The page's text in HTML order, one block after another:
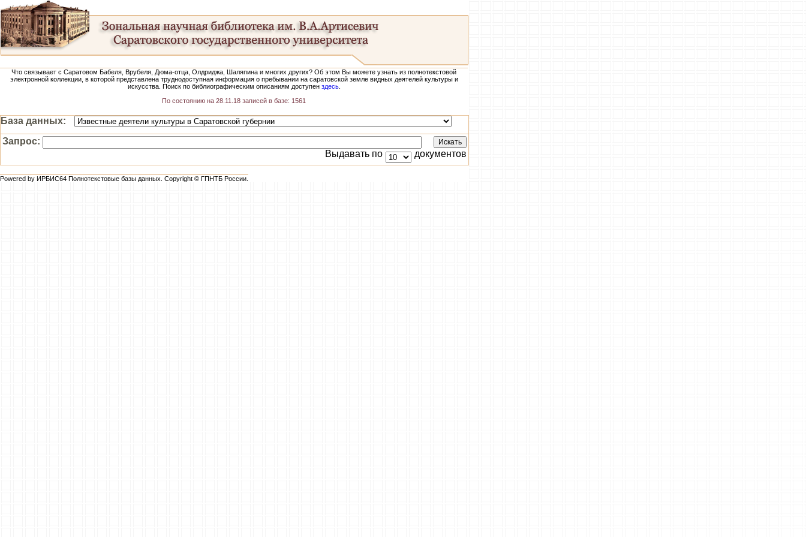
Что связывает с Саратовом Бабеля, Врубеля, Дюма-отца, Олдриджа, Шаляпина и многих других? Об этом Вы можете узнать из полнотекстовой
электронной коллекции, в которой представлена труднодоступная информация о пребывании на саратовской земле видных деятелей культуры и
искусства. Поиск по библиографическим описаниям доступен здесь.
По состоянию на 28.11.18 записей в базе: 1561
База данных:
Запрос:
Выдавать по
документов
Powered by ИРБИС64 Полнотекстовые базы данных. Copyright © ГПНТБ России.